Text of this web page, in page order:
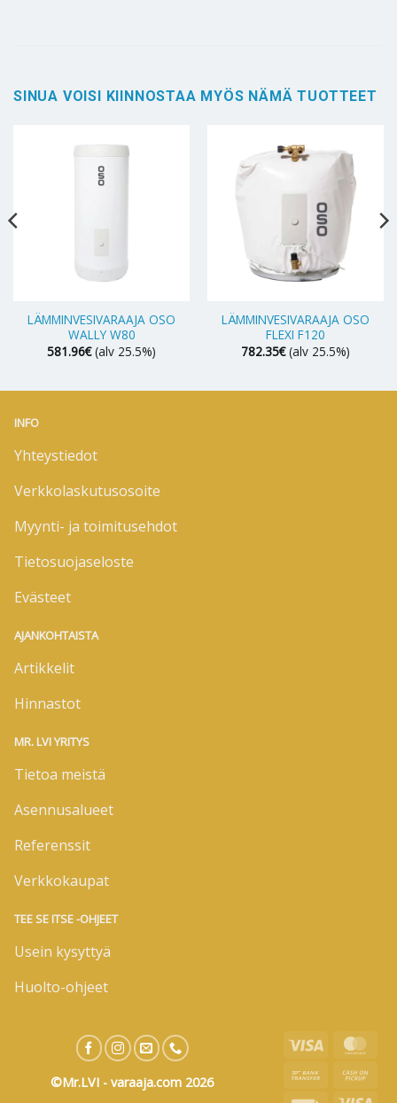
SINUA VOISI KIINNOSTAA MYÖS NÄMÄ TUOTTEET
LÄMMINVESIVARAAJA OSO
WALLY W80
581.96€ (alv 25.5%)
LÄMMINVESIVARAAJA OSO
FLEXI F120
782.35€ (alv 25.5%)
INFO
Yhteystiedot
Verkkolaskutusosoite
Myynti- ja toimitusehdot
Tietosuojaseloste
Evästeet
AJANKOHTAISTA
Artikkelit
Hinnastot
MR. LVI YRITYS
Tietoa meistä
Asennusalueet
Referenssit
Verkkokaupat
TEE SE ITSE -OHJEET
Usein kysyttyä
Huolto-ohjeet
©Mr.LVI - varaaja.com 2026
Visa
Bank